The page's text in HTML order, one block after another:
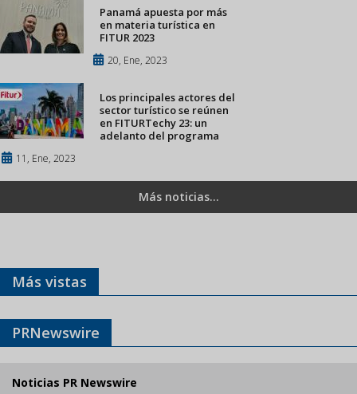
Panamá apuesta por más
en materia turística en
FITUR 2023
20, Ene, 2023
Los principales actores del
sector turístico se reúnen
en FITURTechy 23: un
adelanto del programa
11, Ene, 2023
Más noticias...
Más vistas
PRNewswire
Noticias PR Newswire